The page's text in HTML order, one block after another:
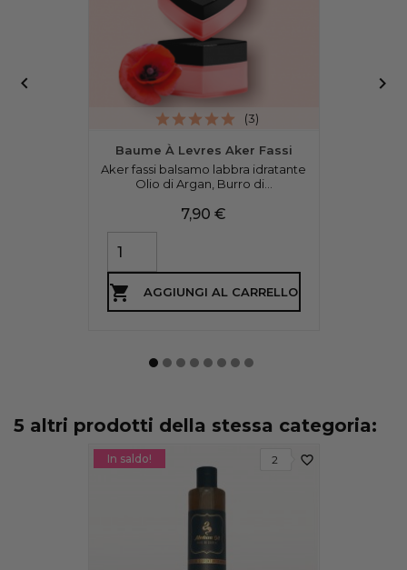
Baume À Levres Aker Fassi
Aker fassi balsamo labbra idratante
Olio di Argan, Burro di...
Prezzo
7,90 €
 AGGIUNGI AL CARRELLO
(3)
 
5 altri prodotti della stessa categoria:
favorite_border
2
In saldo!